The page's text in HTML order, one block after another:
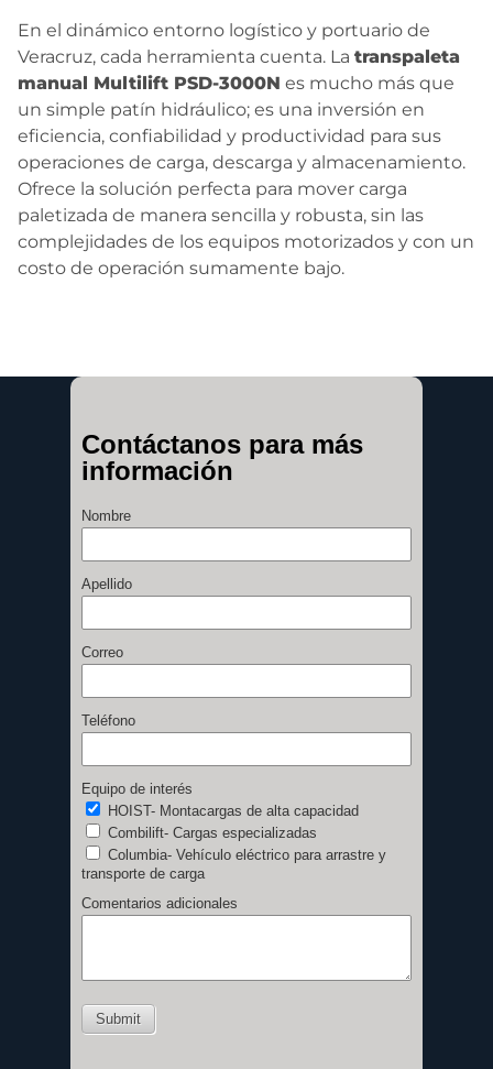
En el dinámico entorno logístico y portuario de
Veracruz, cada herramienta cuenta. La transpaleta
manual Multilift PSD-3000N es mucho más que
un simple patín hidráulico; es una inversión en
eficiencia, confiabilidad y productividad para sus
operaciones de carga, descarga y almacenamiento.
Ofrece la solución perfecta para mover carga
paletizada de manera sencilla y robusta, sin las
complejidades de los equipos motorizados y con un
costo de operación sumamente bajo.